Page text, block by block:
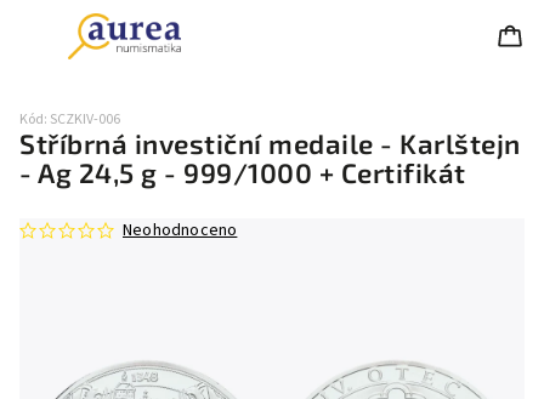
Stříbrná investiční medaile - Karlštejn
- Ag 24,5 g - 999/1000 + Certifikát
Kód: SCZKIV-006
Neohodnoceno